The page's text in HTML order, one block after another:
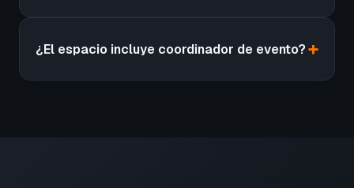
¿El espacio incluye coordinador de evento?